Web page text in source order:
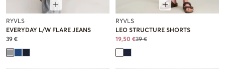
RYVLS
EVERYDAY L/W FLARE JEANS
39 €
RYVLS
LEO STRUCTURE SHORTS
19,50 €39 €